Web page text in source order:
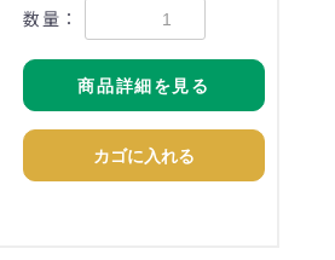
数量：
商品詳細を見る
カゴに入れる